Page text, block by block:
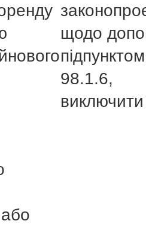
щодо
підпунктом
98.1.6,
виключити